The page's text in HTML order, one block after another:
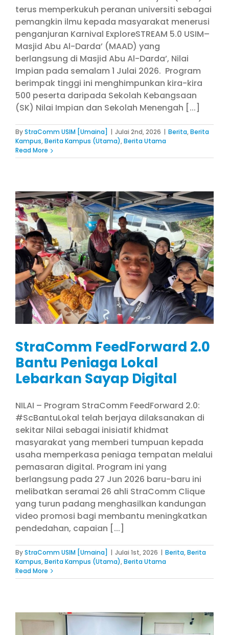
terus memperkukuh peranan universiti sebagai
pemangkin ilmu kepada masyarakat menerusi
penganjuran Karnival ExploreSTREAM 5.0 USIM–
Masjid Abu Al-Darda’ (MAAD) yang
berlangsung di Masjid Abu Al-Darda’, Nilai
Impian pada semalam 1 Julai 2026. Program
berimpak tinggi ini menghimpunkan kira-kira
500 peserta daripada Sekolah Kebangsaan
(SK) Nilai Impian dan Sekolah Menengah [...]
ByStraComm USIM [Umaina] | Julai 2nd, 2026 | Berita,Berita
Kampus,Berita Kampus (Utama),Berita Utama
Read More
StraComm FeedForward 2.0
Bantu Peniaga Lokal
Lebarkan Sayap Digital
NILAI – Program StraComm FeedForward 2.0:
#ScBantuLokal telah berjaya dilaksanakan di
sekitar Nilai sebagai inisiatif khidmat
masyarakat yang memberi tumpuan kepada
usaha memperkasa peniaga tempatan melalui
pemasaran digital. Program ini yang
berlangsung pada 27 Jun 2026 baru-baru ini
melibatkan seramai 26 ahli StraComm Clique
yang turun padang menghasilkan kandungan
video promosi bagi membantu meningkatkan
pendedahan, capaian [...]
ByStraComm USIM [Umaina] | Julai 1st, 2026 | Berita,Berita
Kampus,Berita Kampus (Utama),Berita Utama
Read More